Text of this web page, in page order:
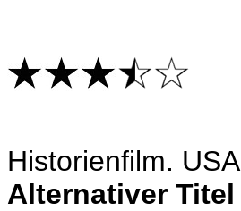
Historienfilm. USA
Alternativer Titel